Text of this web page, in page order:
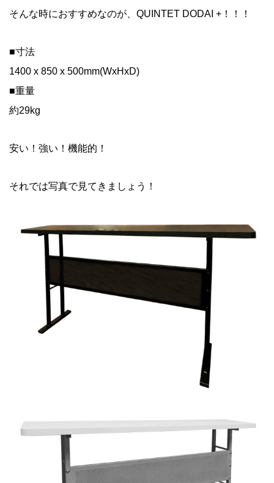
そんな時におすすめなのが、QUINTET DODAI +！！！
■寸法
1400 x 850 x 500mm(WxHxD)
■重量
約29kg
安い！強い！機能的！
それでは写真で見てきましょう！